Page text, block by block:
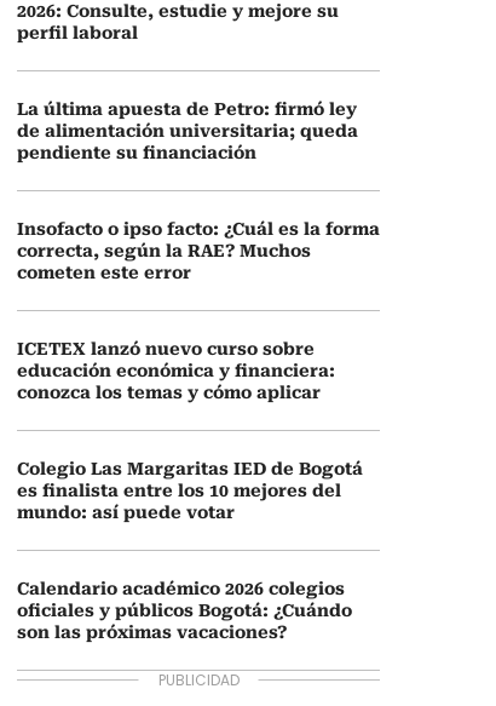
2026: Consulte, estudie y mejore su
perfil laboral
La última apuesta de Petro: firmó ley
de alimentación universitaria; queda
pendiente su financiación
Insofacto o ipso facto: ¿Cuál es la forma
correcta, según la RAE? Muchos
cometen este error
ICETEX lanzó nuevo curso sobre
educación económica y financiera:
conozca los temas y cómo aplicar
Colegio Las Margaritas IED de Bogotá
es finalista entre los 10 mejores del
mundo: así puede votar
Calendario académico 2026 colegios
oficiales y públicos Bogotá: ¿Cuándo
son las próximas vacaciones?